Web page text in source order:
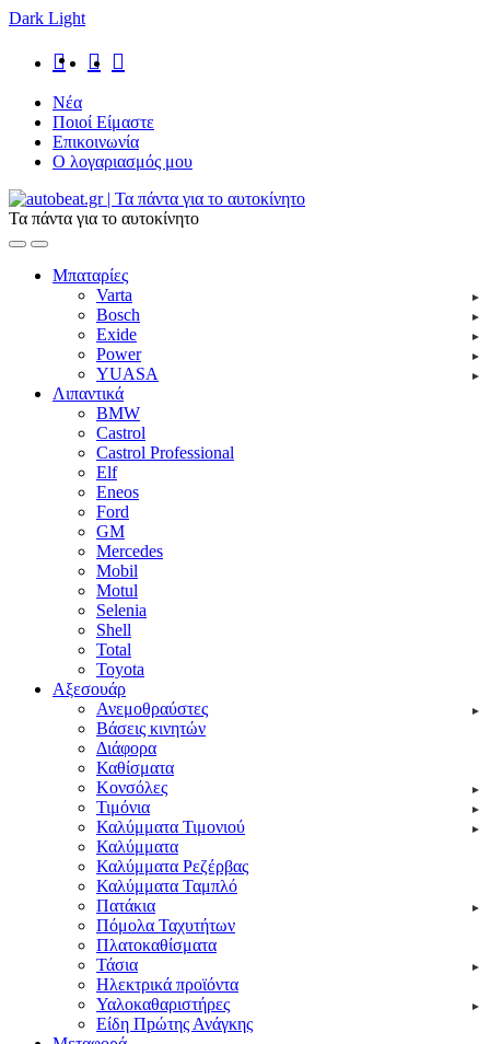
Dark Light
navigation
contentΝέα
Ποιοί Είμαστε
Επικοινωνία
Ο λογαριασμός μου
Τα πάντα για το αυτοκίνητο
OpenClose
Μπαταρίες
Varta
Bosch
Exide
Power
YUASA
Λιπαντικά
BMW
Castrol
Castrol Professional
Elf
Eneos
Ford
GM
Mercedes
Mobil
Motul
Selenia
Shell
Total
Toyota
Αξεσουάρ
Ανεμοθραύστες
Βάσεις κινητών
Διάφορα
Καθίσματα
Κονσόλες
Τιμόνια
Καλύμματα Τιμονιού
Καλύμματα
Καλύμματα Ρεζέρβας
Καλύμματα Ταμπλό
Πατάκια
Πόμολα Ταχυτήτων
Πλατοκαθίσματα
Τάσια
Ηλεκτρικά προϊόντα
Υαλοκαθαριστήρες
Είδη Πpώτης Ανάγκης